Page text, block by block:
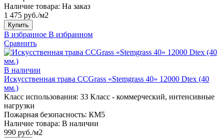
Наличие товара: На заказ
1 475 руб./м2
Купить
В избранное В избранном
Сравнить
В наличии
Искусственная трава CCGrass «Stemgrass 40» 12000 Dtex (40
мм.)
Класс использования: 33 Класс - коммерческий, интенсивные
нагрузки
Пожарная безопасность: КМ5
Наличие товара: В наличии
990 руб./м2